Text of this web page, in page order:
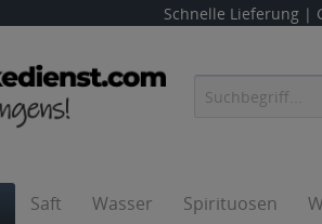
Schnelle Lieferung |
Saft Wasser Spirituosen